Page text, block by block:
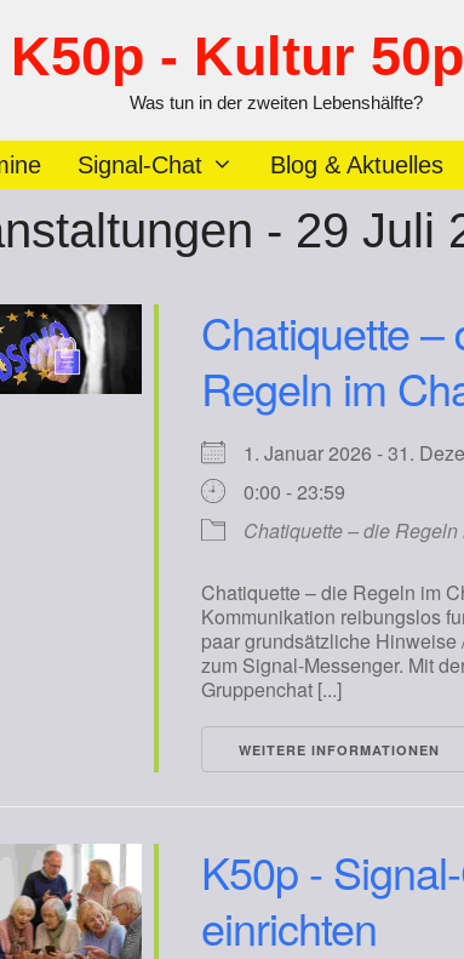
K50p - Kultur
Was tun in der zweiten Lebenshälfte?
Signal-Chat Blog & Aktuelles
- 29 Juli
Chatiquette –
Regeln im
1. Januar 2026 - 31.
0:00 - 23:59
Chatiquette – die Regeln
Chatiquette – die Regeln im
Kommunikation reibungslos
paar grundsätzliche Hinweise
zum Signal-Messenger. Mit
Gruppenchat [...]
WEITERE INFORMATIONEN
K50p -
einrichten